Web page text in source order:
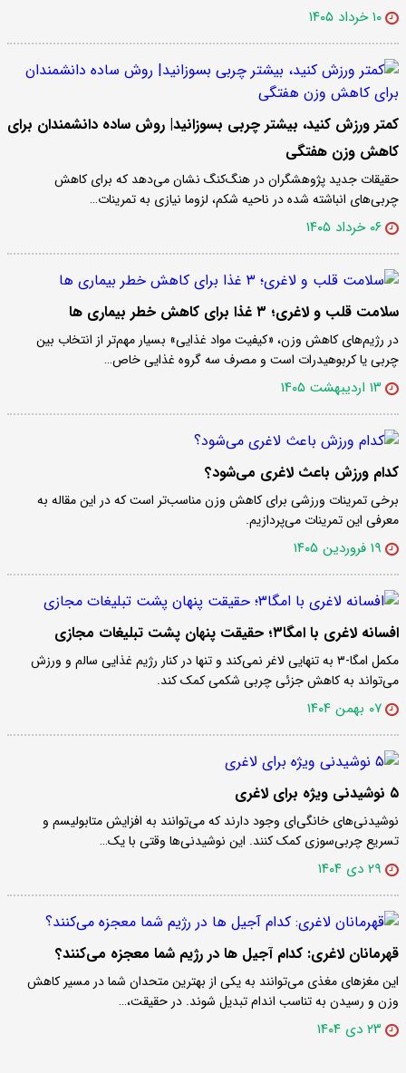
۱۰ خرداد ۱۴۰۵
کمتر ورزش کنید، بیشتر چربی بسوزانید| روش ساده دانشمندان برای
کاهش وزن هفتگی
حقیقات جدید پژوهشگران در هنگ‌کنگ نشان می‌دهد که برای کاهش
چربی‌های انباشته شده در ناحیه شکم، لزوما نیازی به تمرینات…
۰۶ خرداد ۱۴۰۵
سلامت قلب و لاغری؛ ۳ غذا برای کاهش خطر بیماری ها
در رژیم‌های کاهش وزن، «کیفیت مواد غذایی» بسیار مهم‌تر از انتخاب بین
چربی یا کربوهیدرات است و مصرف سه گروه غذایی خاص…
۱۳ اردیبهشت ۱۴۰۵
کدام ورزش باعث لاغری می‌شود؟
برخی تمرینات ورزشی برای کاهش وزن مناسب‌تر است که در این مقاله به
معرفی این تمرینات می‌پردازیم.
۱۹ فروردین ۱۴۰۵
افسانه لاغری با امگا۳؛ حقیقت پنهان پشت تبلیغات مجازی
مکمل امگا-۳ به تنهایی لاغر نمی‌کند و تنها در کنار رژیم غذایی سالم و ورزش
می‌تواند به کاهش جزئی چربی شکمی کمک کند.
۰۷ بهمن ۱۴۰۴
۵ نوشیدنی ویژه برای لاغری
نوشیدنی‌های خانگی‌ای وجود دارند که می‌توانند به افزایش متابولیسم و
تسریع چربی‌سوزی کمک کنند. این نوشیدنی‌ها وقتی با یک…
۲۹ دی ۱۴۰۴
قهرمانان لاغری: کدام آجیل ها در رژیم شما معجزه می‌کنند؟
این مغزهای مغذی می‌توانند به یکی از بهترین متحدان شما در مسیر کاهش
وزن و رسیدن به تناسب اندام تبدیل شوند. در حقیقت،…
۲۳ دی ۱۴۰۴